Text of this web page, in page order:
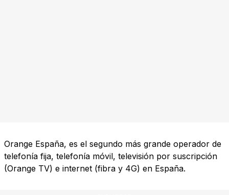
Orange España, es el segundo más grande operador de
telefonía fija, telefonía móvil, televisión por suscripción
(Orange TV) e internet (fibra y 4G) en España.